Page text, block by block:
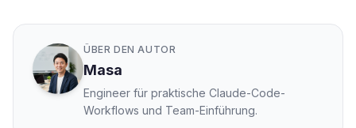
ÜBER DEN AUTOR
Masa
Engineer für praktische Claude-Code-
Workflows und Team-Einführung.